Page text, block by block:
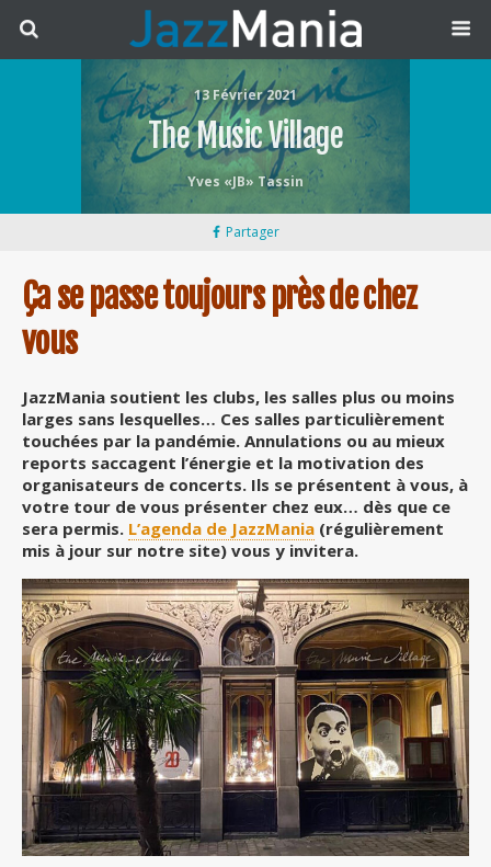
13 Février 2021
The Music Village
Yves «JB» Tassin
Partager
Ça se passe toujours près de chez
vous
JazzMania soutient les clubs, les salles plus ou moins
larges sans lesquelles… Ces salles particulièrement
touchées par la pandémie. Annulations ou au mieux
reports saccagent l’énergie et la motivation des
organisateurs de concerts. Ils se présentent à vous, à
votre tour de vous présenter chez eux… dès que ce
sera permis. L’agenda de JazzMania (régulièrement
mis à jour sur notre site) vous y invitera.